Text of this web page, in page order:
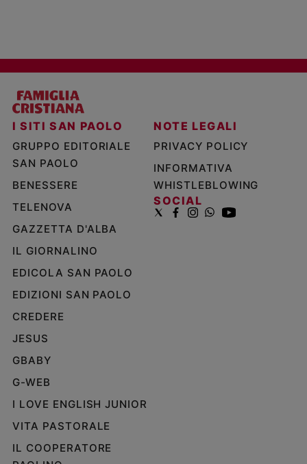
I SITI SAN PAOLO
GRUPPO EDITORIALE
SAN PAOLO
BENESSERE
TELENOVA
GAZZETTA D'ALBA
IL GIORNALINO
EDICOLA SAN PAOLO
EDIZIONI SAN PAOLO
CREDERE
JESUS
GBABY
G-WEB
I LOVE ENGLISH JUNIOR
VITA PASTORALE
IL COOPERATORE
NOTE LEGALI
PRIVACY POLICY
INFORMATIVA
WHISTLEBLOWING
SOCIAL